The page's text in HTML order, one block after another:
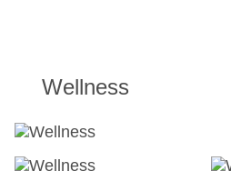
Wellness